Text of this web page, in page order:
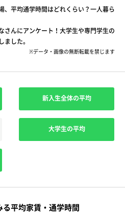
、平均通学時間はどれくらい？一人暮ら
さんにアンケート！大学生や専門学生の
した。
※データ・画像の無断転載を禁じます
新入生全体の平均
大学生の平均
る平均家賃・通学時間